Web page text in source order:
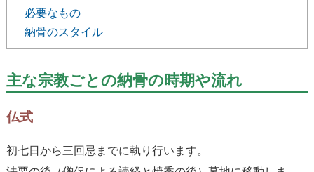
必要なもの
納骨のスタイル
主な宗教ごとの納骨の時期や流れ
仏式
初七日から三回忌までに執り行います。